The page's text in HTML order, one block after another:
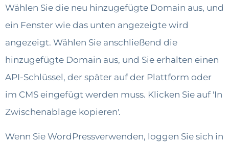
Wählen Sie die neu hinzugefügte Domain aus, und
ein Fenster wie das unten angezeigte wird
angezeigt. Wählen Sie anschließend die
hinzugefügte Domain aus, und Sie erhalten einen
API-Schlüssel, der später auf der Plattform oder
im CMS eingefügt werden muss. Klicken Sie auf 'In
Zwischenablage kopieren'.
Wenn Sie WordPressverwenden, loggen Sie sich in